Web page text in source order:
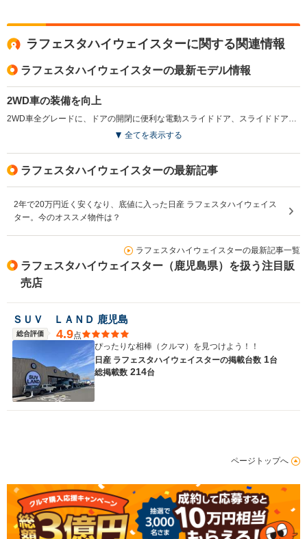
ラフェスタハイウェイスターに関する関連情報
ラフェスタハイウェイスターの最新モデル情報
2WD車の装備を向上
全てを表示する
ラフェスタハイウェイスターの最新記事
2年で20万円近く安くなり、底値に入った日産 ラフェスタハイウェイス
ター。今のオススメ物件は？
ラフェスタハイウェイスターの最新記事一覧
ラフェスタハイウェイスター（鹿児島県）を扱う注目販
売店
ＳＵＶ ＬＡＮＤ 鹿児島
総合評価 4.9点
ぴったりな相棒（クルマ）を見つけよう！！
日産 ラフェスタハイウェイスターの掲載台数 1台
総掲載数 214台
ページトップへ